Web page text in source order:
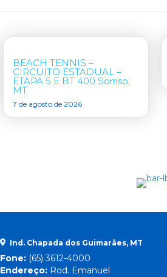
BEACH TENNIS –
CIRCUITO ESTADUAL –
ETAPA 5 E BT 400 Sorriso,
MT
7 de agosto de 2026
Ind. Chapada dos Guimarães, MT
Fone: (65) 3612-4000
Endereço: Rod. Emanuel